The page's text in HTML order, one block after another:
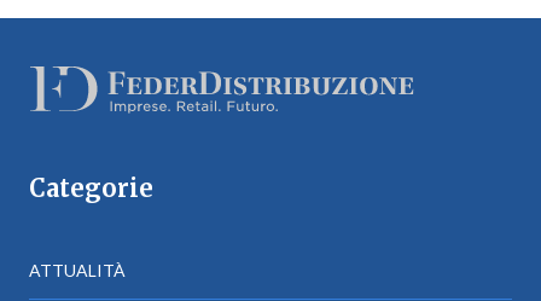
Categorie
ATTUALITÀ